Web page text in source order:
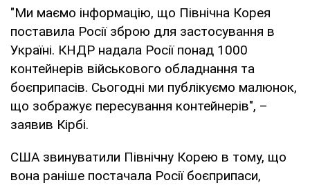
"Ми маємо інформацію, що Північна Корея
поставила Росії зброю для застосування в
Україні. КНДР надала Росії понад 1000
контейнерів військового обладнання та
боєприпасів. Сьогодні ми публікуємо малюнок,
що зображує пересування контейнерів", –
заявив Кірбі.
США звинуватили Північну Корею в тому, що
вона раніше постачала Росії боєприпаси,